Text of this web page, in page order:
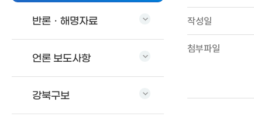
반론ㆍ해명자료
언론 보도사항
강북구보
작성일
첨부파일